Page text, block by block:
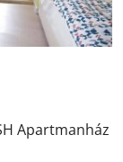
Apartmanház